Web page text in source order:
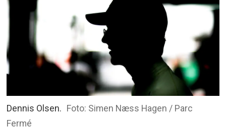
Dennis Olsen. Foto: Simen Næss Hagen / Parc
Fermé